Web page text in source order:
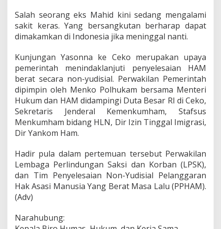
Salah seorang eks Mahid kini sedang mengalami
sakit keras. Yang bersangkutan berharap dapat
dimakamkan di Indonesia jika meninggal nanti.
Kunjungan Yasonna ke Ceko merupakan upaya
pemerintah menindaklanjuti penyelesaian HAM
berat secara non-yudisial. Perwakilan Pemerintah
dipimpin oleh Menko Polhukam bersama Menteri
Hukum dan HAM didampingi Duta Besar RI di Ceko,
Sekretaris Jenderal Kemenkumham, Stafsus
Menkumham bidang HLN, Dir Izin Tinggal Imigrasi,
Dir Yankom Ham.
Hadir pula dalam pertemuan tersebut Perwakilan
Lembaga Perlindungan Saksi dan Korban (LPSK),
dan Tim Penyelesaian Non-Yudisial Pelanggaran
Hak Asasi Manusia Yang Berat Masa Lalu (PPHAM).
(Adv)
Narahubung: